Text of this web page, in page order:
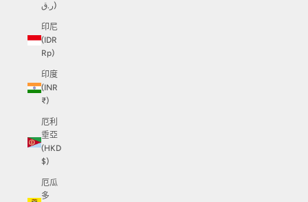
ر.ق)
印尼
(IDR
Rp)
印度
(INR
₹)
厄利
垂亞
(HKD
$)
厄瓜
多